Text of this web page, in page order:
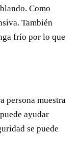
Como
También
frío por lo que
persona muestra
ayudar
se puede